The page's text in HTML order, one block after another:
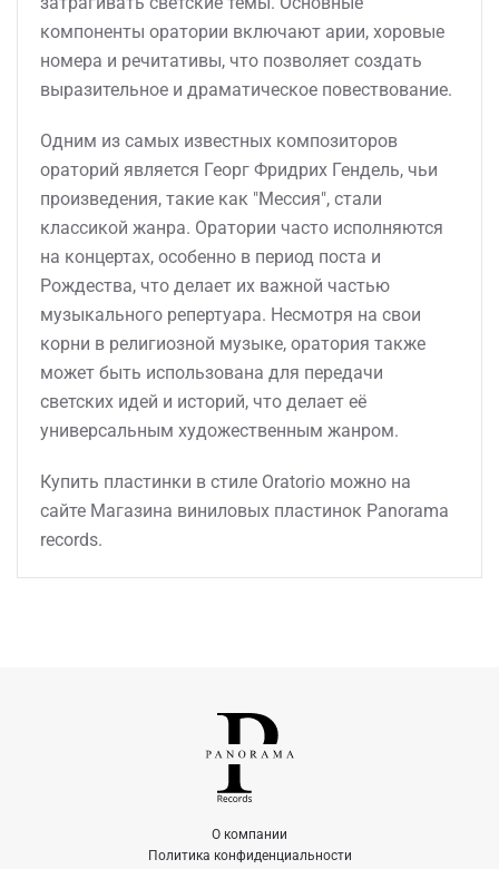
компоненты оратории включают арии, хоровые
номера и речитативы, что позволяет создать
выразительное и драматическое повествование.
Одним из самых известных композиторов
ораторий является Георг Фридрих Гендель, чьи
произведения, такие как "Мессия", стали
классикой жанра. Оратории часто исполняются
на концертах, особенно в период поста и
Рождества, что делает их важной частью
музыкального репертуара. Несмотря на свои
корни в религиозной музыке, оратория также
может быть использована для передачи
светских идей и историй, что делает её
универсальным художественным жанром.
Купить пластинки в стиле Oratorio можно на
сайте Магазина виниловых пластинок Panorama
records.
О компании
Политика конфиденциальности